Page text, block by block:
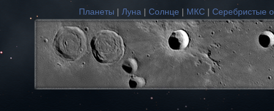
Планеты | Луна | Солнце | МКС | Серебристые